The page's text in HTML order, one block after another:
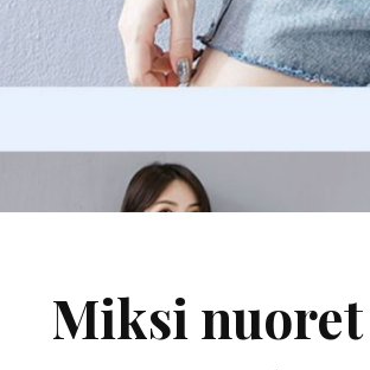
Miksi